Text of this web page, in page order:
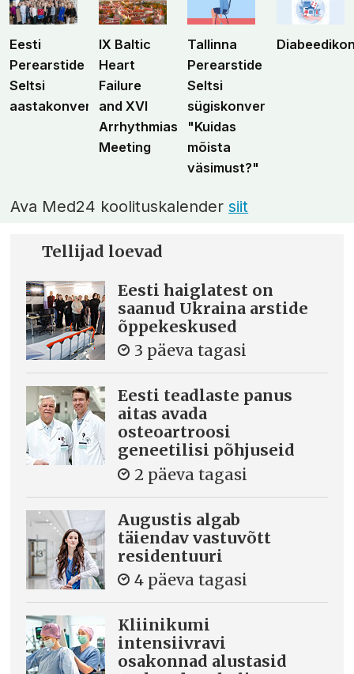
Eesti
Perearstide
Seltsi
aastakonverents
IX Baltic
Heart
Failure
and XVI
Arrhythmias
Meeting
Tallinna
Perearstide
Seltsi
sügiskonverents
"Kuidas
mõista
väsimust?"
Ava Med24 koolituskalendersiit
Tellijad loevad
Eesti haiglatest on
saanud Ukraina arstide
õppekeskused
3 päeva tagasi
Eesti teadlaste panus
aitas avada
osteoartroosi
geneetilisi põhjuseid
2 päeva tagasi
Augustis algab
täiendav vastuvõtt
residentuuri
4 päeva tagasi
Kliinikumi
intensiivravi
osakonnad alustasid